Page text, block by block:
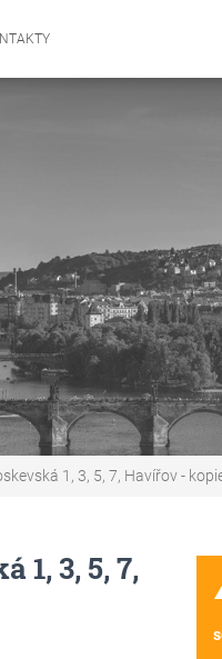
1, 3, 5, 7, Havířov -
1, 3, 5, 7,